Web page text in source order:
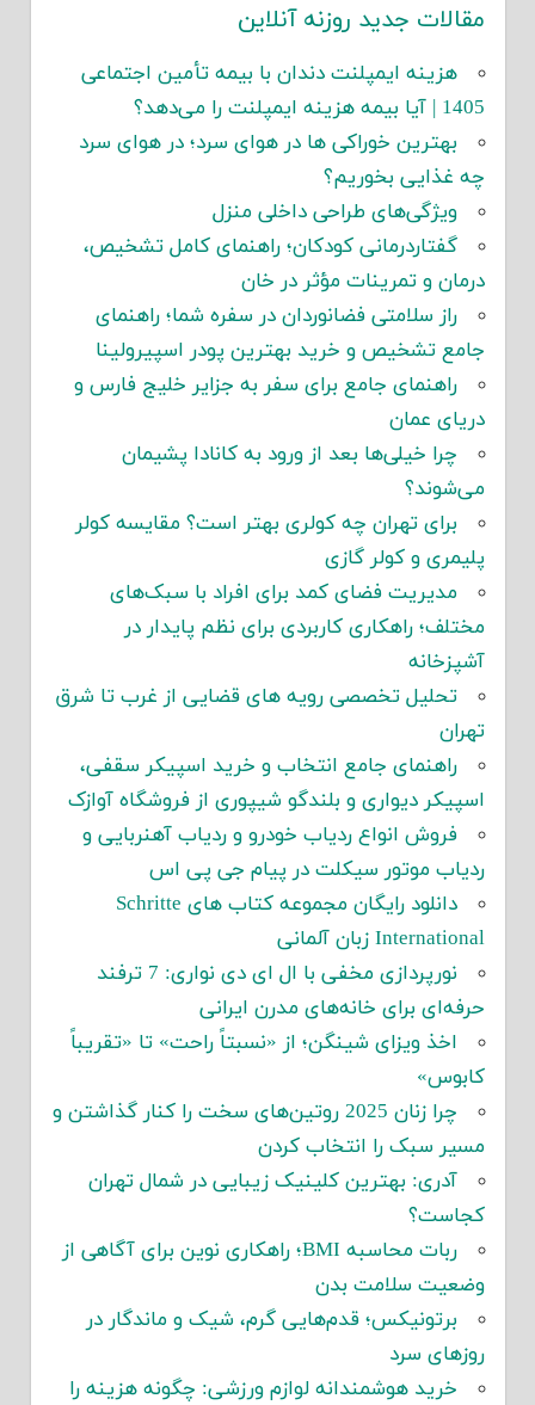
مقالات جدید روزنه آنلاین
هزینه ایمپلنت دندان با بیمه تأمین اجتماعی
1405 | آیا بیمه هزینه ایمپلنت را می‌دهد؟
بهترین خوراکی ها در هوای سرد؛ در هوای سرد
چه غذایی بخوریم؟
ویژگی‌های طراحی داخلی منزل
گفتاردرمانی کودکان؛ راهنمای کامل تشخیص،
درمان و تمرینات مؤثر در خان
راز سلامتی فضانوردان در سفره شما؛ راهنمای
جامع تشخیص و خرید بهترین پودر اسپیرولینا
راهنمای جامع برای سفر به جزایر خلیج فارس و
دریای عمان
چرا خیلی‌ها بعد از ورود به کانادا پشیمان
می‌شوند؟
برای تهران چه کولری بهتر است؟ مقایسه کولر
پلیمری و کولر گازی
مدیریت فضای کمد برای افراد با سبک‌های
مختلف؛ راهکاری کاربردی برای نظم پایدار در
آشپزخانه
تحلیل تخصصی رویه های قضایی از غرب تا شرق
تهران
راهنمای جامع انتخاب و خرید اسپیکر سقفی،
اسپیکر دیواری و بلندگو شیپوری از فروشگاه آوازک
فروش انواع ردیاب خودرو و ردیاب آهنربایی و
ردیاب موتور سیکلت در پیام جی پی اس
دانلود رایگان مجموعه کتاب های Schritte
International زبان آلمانی
نورپردازی مخفی با ال ای دی نواری: 7 ترفند
حرفه‌ای برای خانه‌های مدرن ایرانی
اخذ ویزای شینگن؛ از «نسبتاً راحت» تا «تقریباً
کابوس»
چرا زنان 2025 روتین‌های سخت را کنار گذاشتن و
مسیر سبک را انتخاب کردن
آدری: بهترین کلینیک زیبایی در شمال تهران
کجاست؟
ربات محاسبه BMI؛ راهکاری نوین برای آگاهی از
وضعیت سلامت بدن
برتونیکس؛ قدم‌هایی گرم، شیک و ماندگار در
روزهای سرد
خرید هوشمندانه لوازم ورزشی: چگونه هزینه را